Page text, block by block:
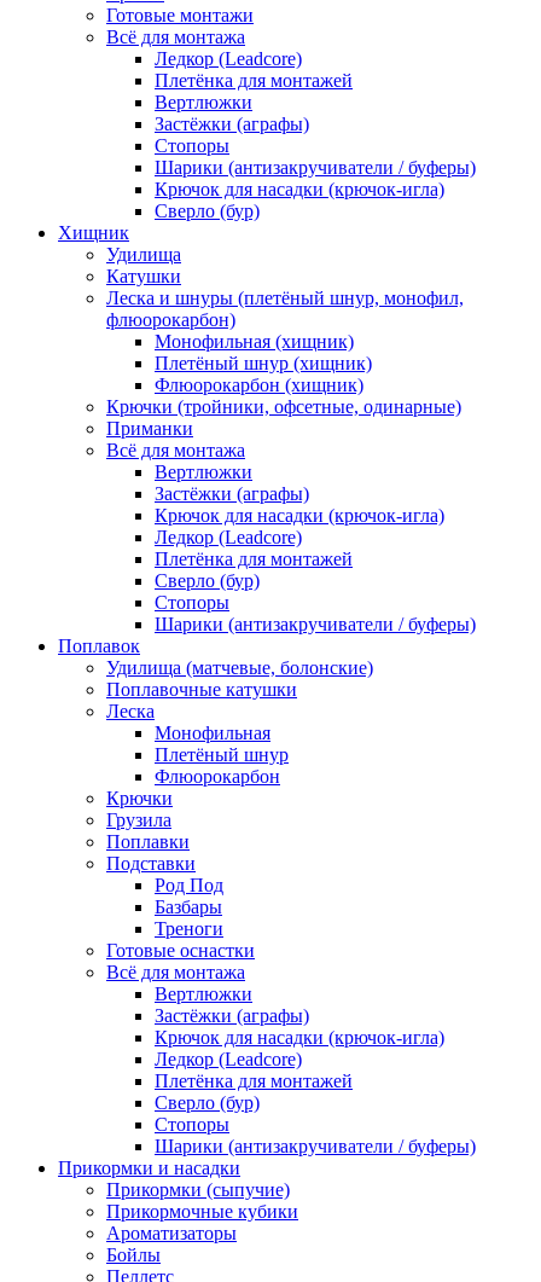
Готовые монтажи
Всё для монтажа
Ледкор (Leadcore)
Плетёнка для монтажей
Вертлюжки
Застёжки (аграфы)
Стопоры
Шарики (антизакручиватели / буферы)
Крючок для насадки (крючок-игла)
Сверло (бур)
Хищник
Удилища
Катушки
Леска и шнуры (плетёный шнур, монофил,
флюорокарбон)
Монофильная (хищник)
Плетёный шнур (хищник)
Флюорокарбон (хищник)
Крючки (тройники, офсетные, одинарные)
Приманки
Всё для монтажа
Вертлюжки
Застёжки (аграфы)
Крючок для насадки (крючок-игла)
Ледкор (Leadcore)
Плетёнка для монтажей
Сверло (бур)
Стопоры
Шарики (антизакручиватели / буферы)
Поплавок
Удилища (матчевые, болонские)
Поплавочные катушки
Леска
Монофильная
Плетёный шнур
Флюорокарбон
Крючки
Грузила
Поплавки
Подставки
Род Под
Базбары
Треноги
Готовые оснастки
Всё для монтажа
Вертлюжки
Застёжки (аграфы)
Крючок для насадки (крючок-игла)
Ледкор (Leadcore)
Плетёнка для монтажей
Сверло (бур)
Стопоры
Шарики (антизакручиватели / буферы)
Прикормки и насадки
Прикормки (сыпучие)
Прикормочные кубики
Ароматизаторы
Бойлы
Пеллетс